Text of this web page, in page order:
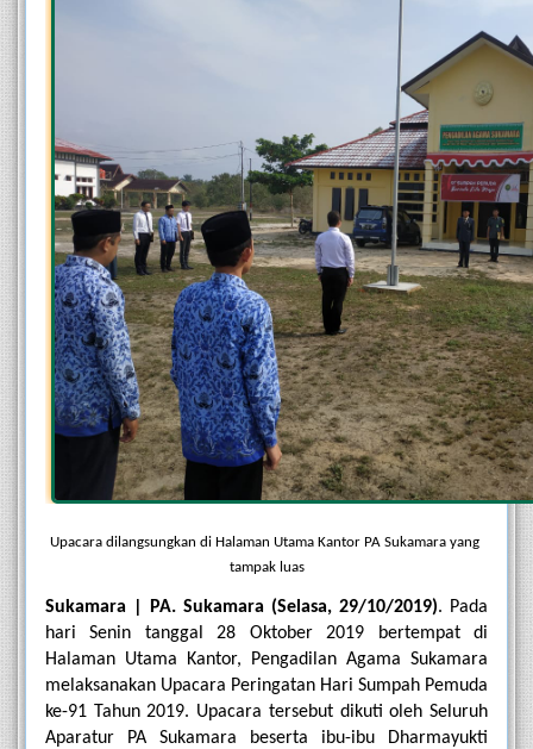
Upacara dilangsungkan di Halaman Utama Kantor PA Sukamara yang
tampak luas
Sukamara | PA. Sukamara (Selasa, 29/10/2019). Pada
hari Senin tanggal 28 Oktober 2019 bertempat di
Halaman Utama Kantor, Pengadilan Agama Sukamara
melaksanakan Upacara Peringatan Hari Sumpah Pemuda
ke-91 Tahun 2019. Upacara tersebut dikuti oleh Seluruh
Aparatur PA Sukamara beserta ibu-ibu Dharmayukti